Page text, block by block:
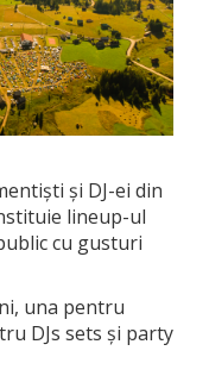
și DJ-ei din
lineup-ul
cu gusturi
una pentru
DJs sets și party